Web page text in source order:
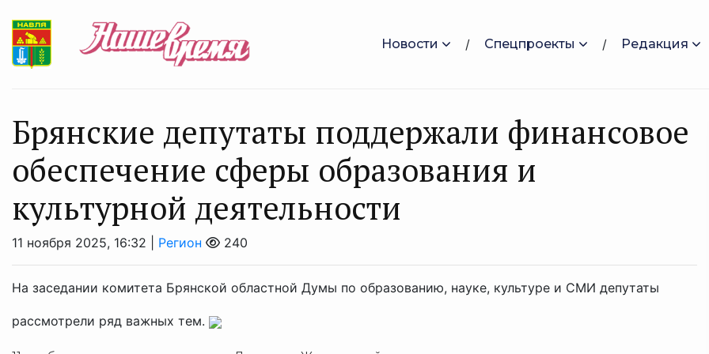
Новости Спецпроекты Редакция
Брянские депутаты поддержали финансовое
обеспечение сферы образования и
культурной деятельности
11 ноября 2025, 16:32 | Регион 240
На заседании комитета Брянской областной Думы по образованию, науке, культуре и СМИ депутаты
рассмотрели ряд важных тем.